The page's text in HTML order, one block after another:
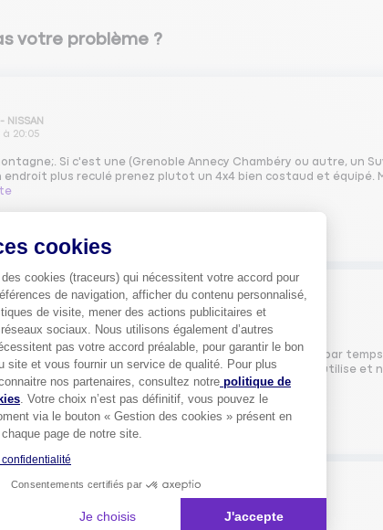
votre problème ?
NISSAN
à 20:05
Si c'est une (Grenoble Annecy Chambéry ou autre, un
endroit plus reculé prenez plutot un 4x4 bien costaud et équipé.
NISSAN
à18:00
petit SUV urbain. Je n'ai jamais eu de problème de turbo par
être le Dacia Duster 4x4.Jai des amis en Pologne qui l'utilise
cookies
cookies (traceurs) qui nécessitent votre accord pour
de navigation, afficher du contenu personnalisé,
de visite, mener des actions publicitaires et
sociaux. Nous utilisons également d’autres
pas votre accord préalable, pour garantir le bon
site et vous fournir un service de qualité. Pour plus
nos partenaires, consultez notre politique de
. Votre choix n’est pas définitif, vous pouvez le
via le bouton « Gestion des cookies » présent en
page de notre site.
Consentements certifiés par
Je choisis J'accepte
Axeptio consent